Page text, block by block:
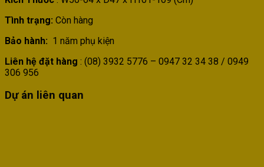
Tình trạng: Còn hàng
Bảo hành: 1 năm phụ kiện
Liên hệ đặt hàng : (08) 3932 5776 – 0947 32 34 38 / 0949
306 956
Dự án liên quan